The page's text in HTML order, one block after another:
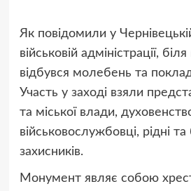
Як повідомили у
військовій адміністрації,
відбувся молебень та
Участь у заході взяли
та міської влади,
військовослужбовці, рідні
захисників.
Монумент являє собою